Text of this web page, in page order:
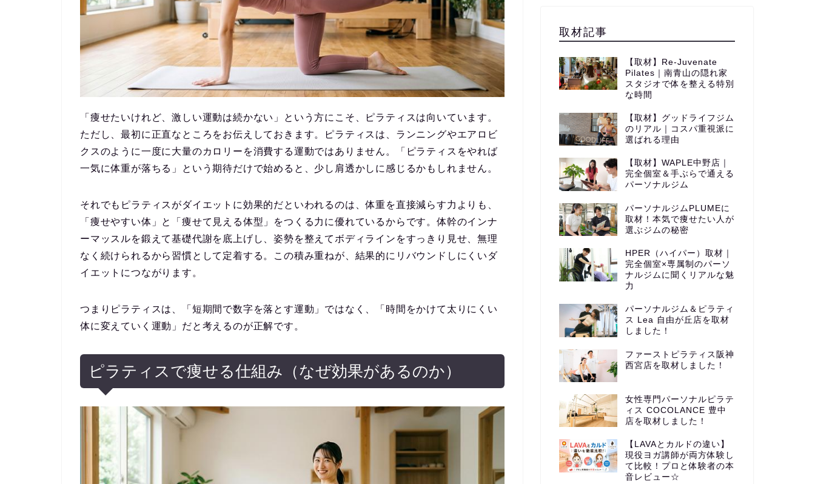
「痩せたいけれど、激しい運動は続かない」という方にこそ、ピラティスは向いています。
ただし、最初に正直なところをお伝えしておきます。ピラティスは、ランニングやエアロビ
クスのように一度に大量のカロリーを消費する運動ではありません。「ピラティスをやれば
一気に体重が落ちる」という期待だけで始めると、少し肩透かしに感じるかもしれません。
それでもピラティスがダイエットに効果的だといわれるのは、体重を直接減らす力よりも、
「痩せやすい体」と「痩せて見える体型」をつくる力に優れているからです。体幹のインナ
ーマッスルを鍛えて基礎代謝を底上げし、姿勢を整えてボディラインをすっきり見せ、無理
なく続けられるから習慣として定着する。この積み重ねが、結果的にリバウンドしにくいダ
イエットにつながります。
つまりピラティスは、「短期間で数字を落とす運動」ではなく、「時間をかけて太りにくい
体に変えていく運動」だと考えるのが正解です。
ピラティスで痩せる仕組み（なぜ効果があるのか）
取材記事
【取材】Re-Juvenate
Pilates｜南青山の隠れ家
スタジオで体を整える特別
な時間
【取材】グッドライフジム
のリアル｜コスパ重視派に
選ばれる理由
【取材】WAPLE中野店｜
完全個室＆手ぶらで通える
パーソナルジム
パーソナルジムPLUMEに
取材！本気で痩せたい人が
選ぶジムの秘密
HPER（ハイパー）取材｜
完全個室×専属制のパーソ
ナルジムに聞くリアルな魅
力
パーソナルジム＆ピラティ
ス Lea 自由が丘店を取材
しました！
ファーストピラティス阪神
西宮店を取材しました！
女性専門パーソナルピラテ
ィス COCOLANCE 豊中
店を取材しました！
【LAVAとカルドの違い】
現役ヨガ講師が両方体験し
て比較！プロと体験者の本
音レビュー☆